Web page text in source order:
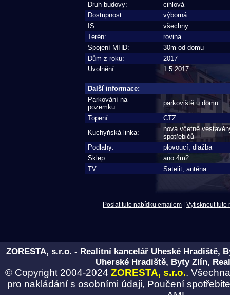
Druh budovy:
cihlová
Dostupnost:
výborná
IS:
všechny
Terén:
rovina
Spojení MHD:
30m od domu
Dům z roku:
2017
Uvolnění:
1.5.2017
Další informace:
Parkování na
pozemku:
parkoviště u domu
Topení:
CTZ
Kuchyňská linka:
nová včetně
spotřebičů
Podlahy:
plovoucí, dlažba
Sklep:
ano 4m2
TV:
Satelit, anténa
Poslat tuto nabídku emailem Vytisknout tuto
ZORESTA, s.r.o. - Realitní kancelář Uheské Hradiště,
Uherské Hradiště, Byty Zlín,
© Copyright 2004-2024 ZORESTA, s.r.o..
pro nakládání s osobními údaji, Poučení